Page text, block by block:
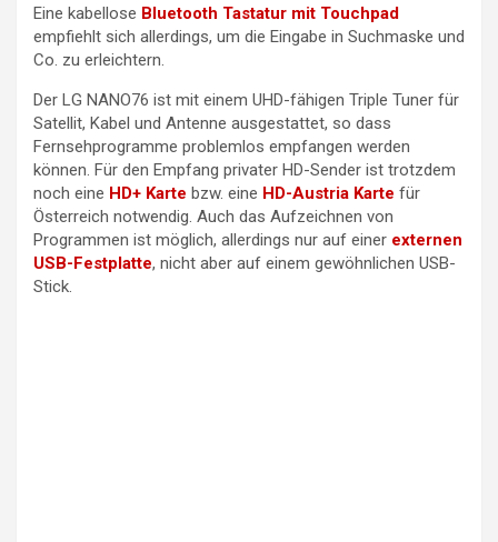
Eine kabellose Bluetooth Tastatur mit Touchpad
empfiehlt sich allerdings, um die Eingabe in Suchmaske und
Co. zu erleichtern.
Der LG NANO76 ist mit einem UHD-fähigen Triple Tuner für
Satellit, Kabel und Antenne ausgestattet, so dass
Fernsehprogramme problemlos empfangen werden
können. Für den Empfang privater HD-Sender ist trotzdem
noch eine HD+ Karte bzw. eine HD-Austria Karte für
Österreich notwendig. Auch das Aufzeichnen von
Programmen ist möglich, allerdings nur auf einer externen
USB-Festplatte, nicht aber auf einem gewöhnlichen USB-
Stick.